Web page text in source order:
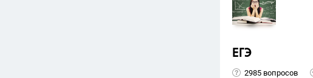
ЕГЭ
2985 вопросов